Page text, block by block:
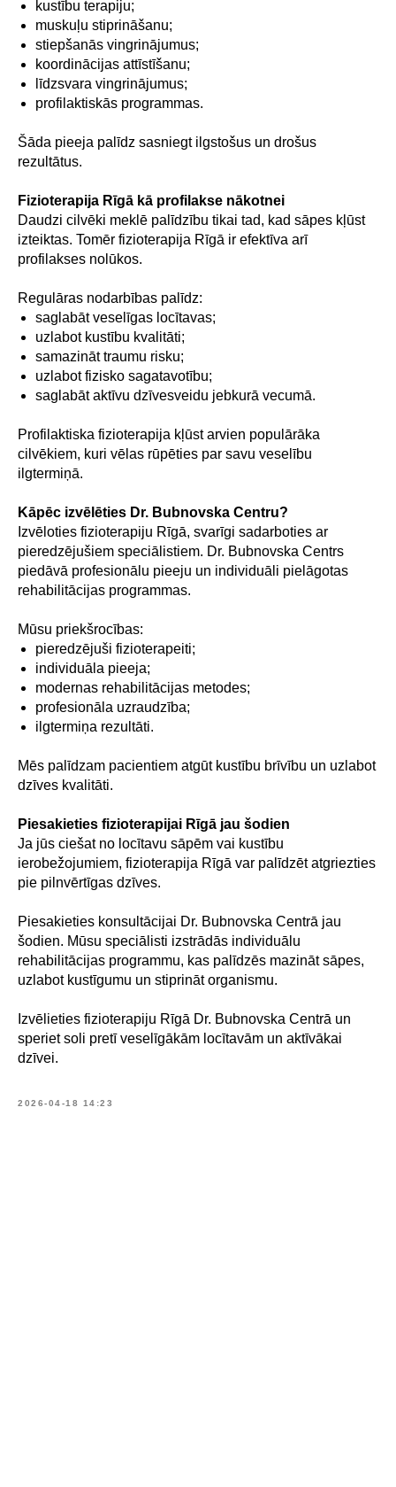
kustību terapiju;
muskuļu stiprināšanu;
stiepšanās vingrinājumus;
koordinācijas attīstīšanu;
līdzsvara vingrinājumus;
profilaktiskās programmas.
Šāda pieeja palīdz sasniegt ilgstošus un drošus
rezultātus.
Fizioterapija Rīgā kā profilakse nākotnei
Daudzi cilvēki meklē palīdzību tikai tad, kad sāpes kļūst
izteiktas. Tomēr fizioterapija Rīgā ir efektīva arī
profilakses nolūkos.
Regulāras nodarbības palīdz:
saglabāt veselīgas locītavas;
uzlabot kustību kvalitāti;
samazināt traumu risku;
uzlabot fizisko sagatavotību;
saglabāt aktīvu dzīvesveidu jebkurā vecumā.
Profilaktiska fizioterapija kļūst arvien populārāka
cilvēkiem, kuri vēlas rūpēties par savu veselību
ilgtermiņā.
Kāpēc izvēlēties Dr. Bubnovska Centru?
Izvēloties fizioterapiju Rīgā, svarīgi sadarboties ar
pieredzējušiem speciālistiem. Dr. Bubnovska Centrs
piedāvā profesionālu pieeju un individuāli pielāgotas
rehabilitācijas programmas.
Mūsu priekšrocības:
pieredzējuši fizioterapeiti;
individuāla pieeja;
modernas rehabilitācijas metodes;
profesionāla uzraudzība;
ilgtermiņa rezultāti.
Mēs palīdzam pacientiem atgūt kustību brīvību un uzlabot
dzīves kvalitāti.
Piesakieties fizioterapijai Rīgā jau šodien
Ja jūs ciešat no locītavu sāpēm vai kustību
ierobežojumiem, fizioterapija Rīgā var palīdzēt atgriezties
pie pilnvērtīgas dzīves.
Piesakieties konsultācijai Dr. Bubnovska Centrā jau
šodien. Mūsu speciālisti izstrādās individuālu
rehabilitācijas programmu, kas palīdzēs mazināt sāpes,
uzlabot kustīgumu un stiprināt organismu.
Izvēlieties fizioterapiju Rīgā Dr. Bubnovska Centrā un
speriet soli pretī veselīgākām locītavām un aktīvākai
dzīvei.
2026-04-18 14:23